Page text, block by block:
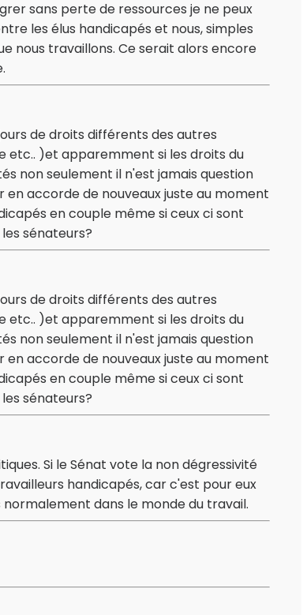
sans perte de ressources je ne peux
les élus handicapés et nous, simples
nous travaillons. Ce serait alors encore
de droits différents des autres
etc.. )et apparemment si les droits du
non seulement il n'est jamais question
accorde de nouveaux juste au moment
en couple même si ceux ci sont
sénateurs?
de droits différents des autres
etc.. )et apparemment si les droits du
non seulement il n'est jamais question
accorde de nouveaux juste au moment
en couple même si ceux ci sont
sénateurs?
Si le Sénat vote la non dégressivité
handicapés, car c'est pour eux
dans le monde du travail.